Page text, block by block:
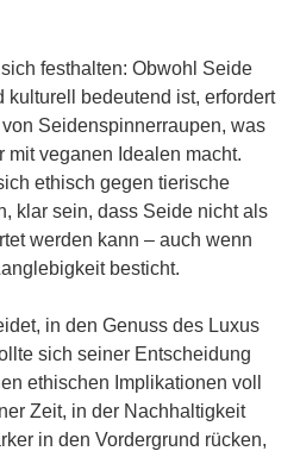
festhalten: Obwohl Seide
bedeutend ist, erfordert
Seidenspinnerraupen, was
veganen Idealen macht.
ethisch gegen tierische
klar sein, dass Seide nicht als
werden kann – auch wenn
besticht.
in den Genuss des Luxus
sich seiner Entscheidung
ethischen Implikationen voll
Zeit, in der Nachhaltigkeit
in den Vordergrund rücken,